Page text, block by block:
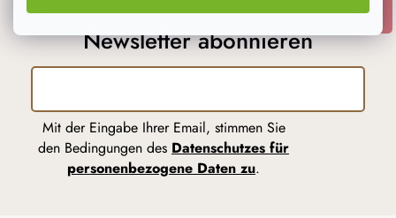
Newsletter abonnieren
Mit der Eingabe Ihrer Email, stimmen Sie
den Bedingungen des Datenschutzes für
personenbezogene Daten zu.
ANMELDEN